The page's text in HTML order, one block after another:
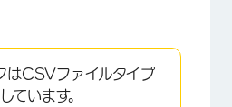
はCSVファイルタイプ
ています。